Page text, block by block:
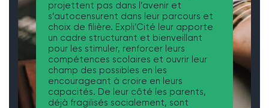
projettent pas dans l’avenir et
s’autocensurent dans leur parcours et
choix de filière. Expli’Cité leur apporte
un cadre structurant et bienveillant
pour les stimuler, renforcer leurs
compétences scolaires et ouvrir leur
champ des possibles en les
encourageant à croire en leurs
capacités. De leur côté les parents,
déjà fragilisés socialement, sont